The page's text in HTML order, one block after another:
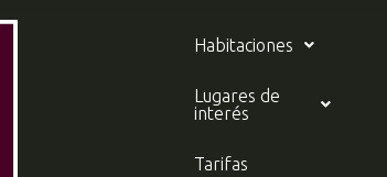
Habitaciones
Lugares de
interés
Tarifas